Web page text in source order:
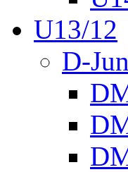
U13/12
D-